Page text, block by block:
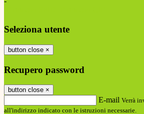
Seleziona utente
button close ×
Recupero password
button close ×
E-mail Verrà
all'indirizzo indicato con le istruzioni necessarie.